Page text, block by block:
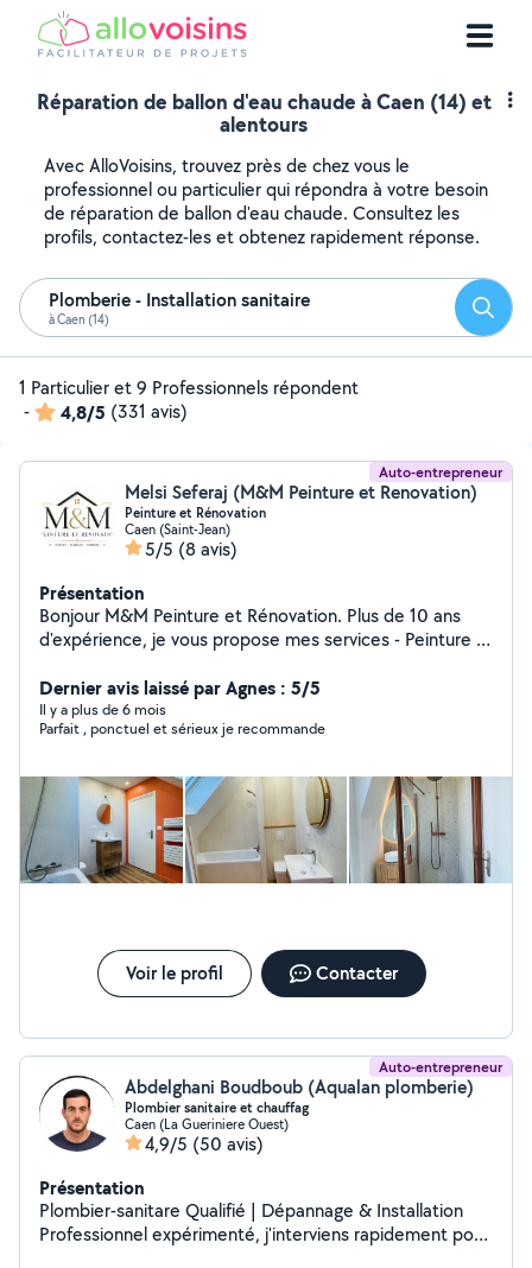
Réparation de ballon d'eau chaude à Caen (14) et
alentours
Avec AlloVoisins, trouvez près de chez vous le
professionnel ou particulier qui répondra à votre besoin
de réparation de ballon d'eau chaude. Consultez les
profils, contactez-les et obtenez rapidement réponse.
Plomberie - Installation sanitaire
à Caen (14)
1 Particulier et 9 Professionnels répondent
-
4,8/5 (331 avis)
Auto-entrepreneur
Melsi Seferaj (M&M Peinture et Renovation)
Peinture et Rénovation
Caen (Saint-Jean)
5/5 (8 avis)
Présentation
Bonjour M&M Peinture et Rénovation. Plus de 10 ans
d'expérience, je vous propose mes services - Peinture -
Salle de bain de A à Z - Devis Gratuit Travail de qualité
et professionnel N'hexsite pas à me contacter pour
toute information complémentaire je reste à votre
Dernier avis laissé par Agnes : 5/5
Il y a plus de 6 mois
Parfait , ponctuel et sérieux je recommande
Voir le profil Contacter
Auto-entrepreneur
Abdelghani Boudboub (Aqualan plomberie)
Plombier sanitaire et chauffag
Caen (La Gueriniere Ouest)
4,9/5 (50 avis)
Présentation
Plombier-sanitare Qualifié | Dépannage & Installation
Professionnel expérimenté, j'interviens rapidement pour